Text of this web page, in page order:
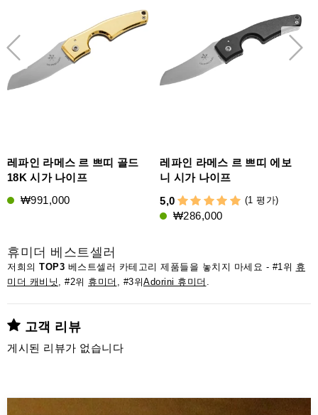
레파인 라메스 르 쁘띠 골드
18K 시가 나이프
₩991,000
레파인 라메스 르 쁘띠 에보
니 시가 나이프
5,0
(1 평가)
₩286,000
휴미더 베스트셀러
저희의 TOP3 베스트셀러 카테고리 제품들을 놓치지 마세요 - #1위 휴
미더 캐비닛 , #2위 휴미더 , #3위Adorini 휴미더 .
고객 리뷰
게시된 리뷰가 없습니다